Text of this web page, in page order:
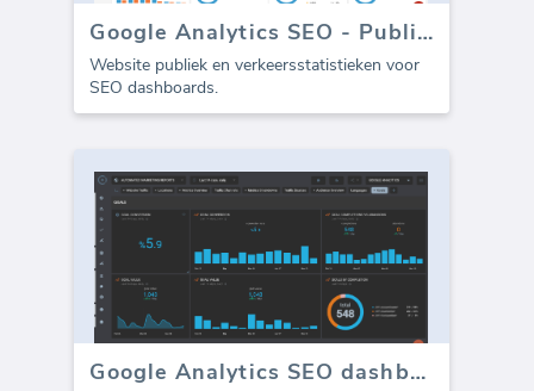
Google Analytics SEO - Publiek Verkeer
Website publiek en verkeersstatistieken voor
SEO dashboards.
Google Analytics SEO dashboard - Doelen